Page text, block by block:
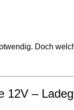
Doch
12V –